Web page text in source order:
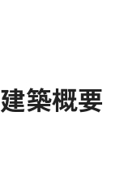
建築概要